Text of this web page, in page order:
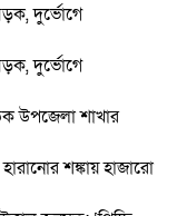
দুর্ভোগে
দুর্ভোগে
উপজেলা শাখার
শঙ্কায় হাজারো